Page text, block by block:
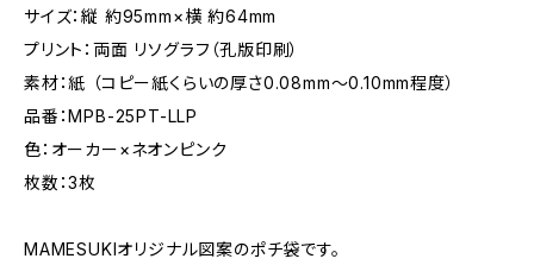
サイズ：縦 約95mm×横 約64mm
プリント：両面 リソグラフ（孔版印刷）
素材：紙 （コピー紙くらいの厚さ0.08mm～0.10mm程度）
品番：MPB-25PT-LLP
色：オーカー×ネオンピンク
枚数：3枚
MAMESUKIオリジナル図案のポチ袋です。